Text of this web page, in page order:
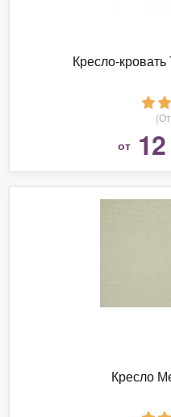
Кресло-
от
Кресло